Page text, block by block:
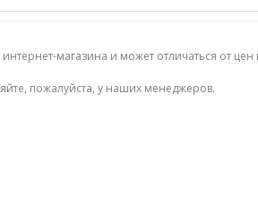
магазина и может отличаться от
пожалуйста, у наших менеджеров.